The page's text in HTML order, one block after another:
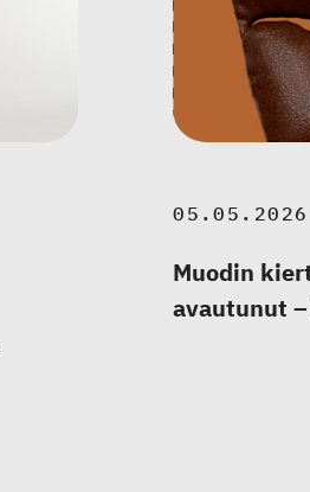
05.05.2026
Muodin
avautunut